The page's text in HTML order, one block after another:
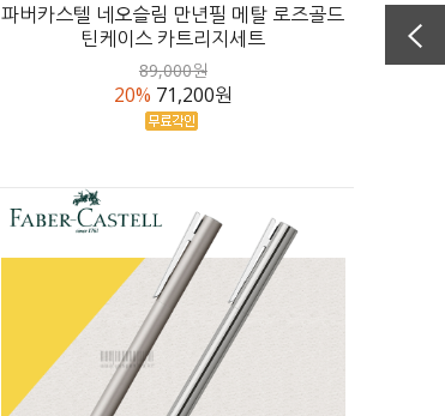
파버카스텔 네오슬림 만년필 메탈 로즈골드
틴케이스 카트리지세트
89,000원
20% 71,200원